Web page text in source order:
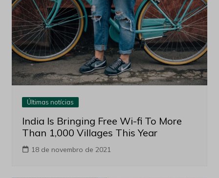
Últimas notícias
India Is Bringing Free Wi-fi To More
Than 1,000 Villages This Year
18 de novembro de 2021